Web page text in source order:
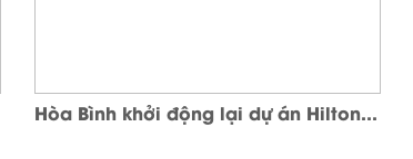
Hòa Bình khởi động lại dự án Hilton...